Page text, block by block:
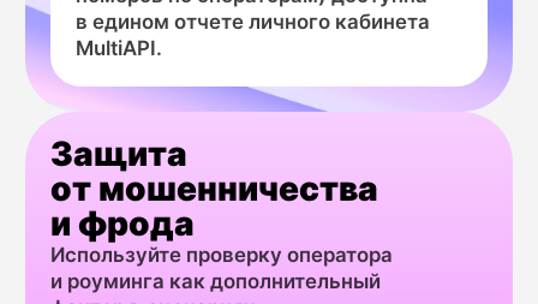
типичных баз данных.
Решение от MultiAPI:
Интеграция HLR-проверки в единый
пайплайн подготовки рассылки через
единый REST API MultiAPI. Ваше
приложение может отправлять базу
номеров на пакетную проверку (type:
'hlr') перед стартом кампании.
На основе ответа (status: 'active' /
'inactive') система автоматически
сегментирует базу, отправляя
сообщения только по «живой»
и валидной выборке. Это можно делать
как разово, так и в рамках
автоматического workflow
с использованием вебхуков.
(виртуальных)
или активных в
Решение от
Внедрение
в критическую